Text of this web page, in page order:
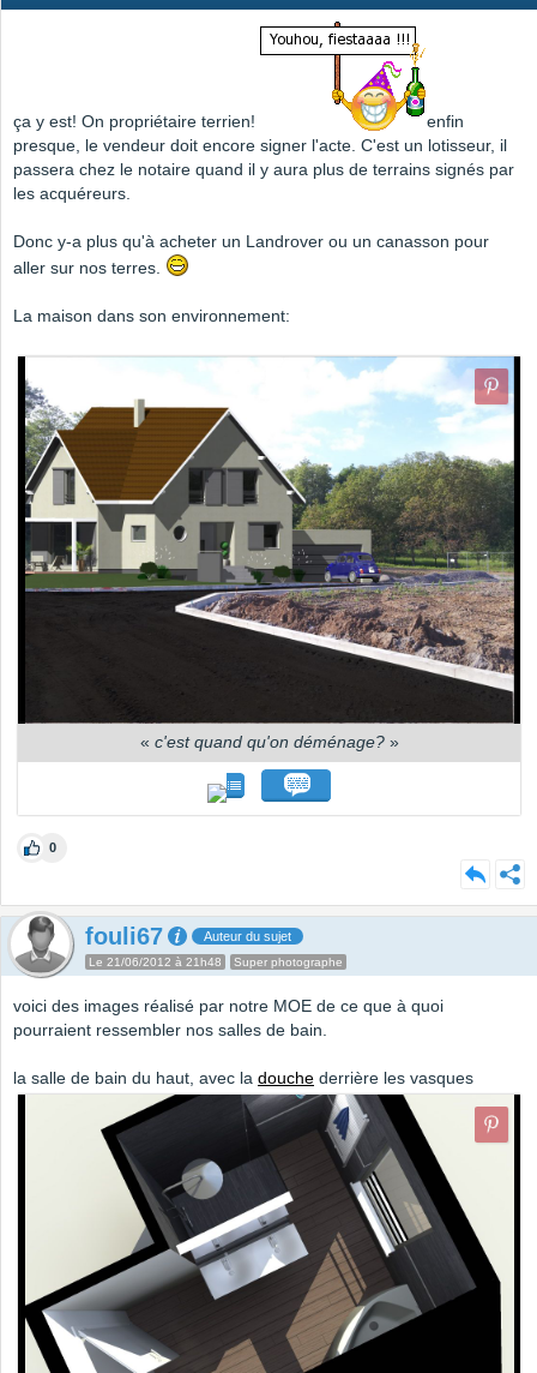
ça y est! On propriétaire terrien!
enfin
presque, le vendeur doit encore signer l'acte. C'est un lotisseur, il
passera chez le notaire quand il y aura plus de terrains signés par
les acquéreurs.
Donc y-a plus qu'à acheter un Landrover ou un canasson pour
aller sur nos terres.
La maison dans son environnement:
« c'est quand qu'on déménage?»
0
fouli67 Auteur du sujet
Le 21/06/2012 à 21h48 Super photographe
voici des images réalisé par notre MOE de ce que à quoi
pourraient ressembler nos salles de bain.
la salle de bain du haut, avec la douche derrière les vasques